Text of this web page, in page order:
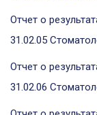
Отчет о
31.02.05
Отчет о
31.02.06